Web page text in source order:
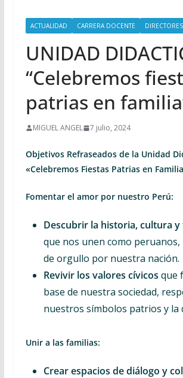
ACTUALIDAD CARRERA DOCENTE DIRECTORES
UNIDAD
“Celebremos
patrias en
MIGUEL ANGEL 7 julio, 2024
Objetivos Refraseados de la Unidad
«Celebremos Fiestas Patrias en
Fomentar el amor por nuestro Perú:
Descubrir la historia, cultura
que nos unen como
de orgullo por nuestra nación.
Revivir los valores cívicos que
base de nuestra sociedad,
nuestros símbolos patrios y la
Unir a las familias:
Crear espacios de diálogo y